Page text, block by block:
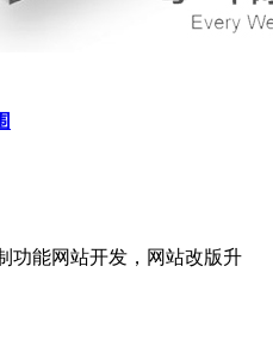
功能网站开发，网站改版升